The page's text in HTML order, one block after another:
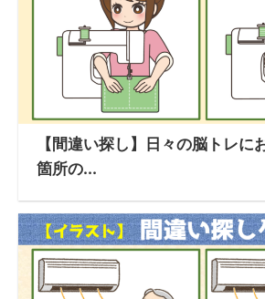
【間違い探し】日々の脳トレに
箇所の...